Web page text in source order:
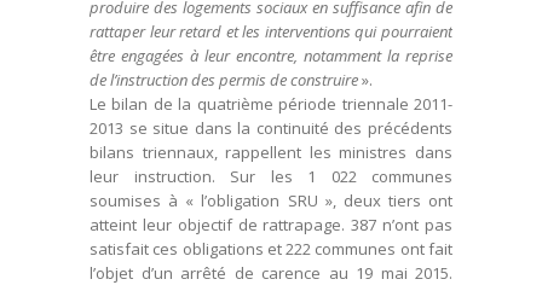
produire des logements sociaux en suffisance afin de
rattaper leur retard et les interventions qui pourraient
être engagées à leur encontre, notamment la reprise
de l’instruction des permis de construire».
Le bilan de la quatrième période triennale 2011-
2013 se situe dans la continuité des précédents
bilans triennaux, rappellent les ministres dans
leur instruction. Sur les 1 022 communes
soumises à « l’obligation SRU », deux tiers ont
atteint leur objectif de rattrapage. 387 n’ont pas
satisfait ces obligations et 222 communes ont fait
l’objet d’un arrêté de carence au 19 mai 2015.